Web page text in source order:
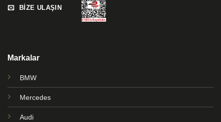
BİZE ULAŞIN
Markalar
BMW
Mercedes
Audi